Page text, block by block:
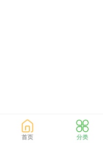
首页 分类